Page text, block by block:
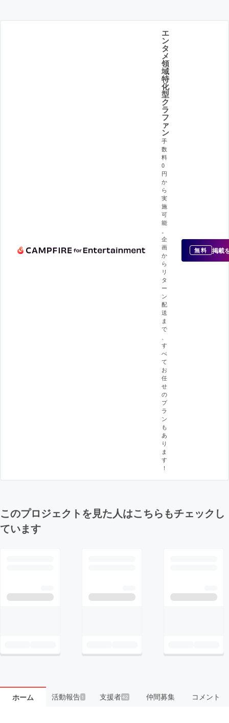
エ
ン
タ
メ
領
域
特
化
型
ク
ラ
フ
ァ
ン
手
数
料
0
円
か
ら
実
施
可
能
企
画
か
ら
リ
タ
ー
ン
配
送
ま
で
す
べ
て
お
任
せ
の
プ
ラ
ン
も
あ
り
ま
す
！
無料 掲載
このプロジェクトを見た人はこちらもチェックし
ています
ホーム 活動報告1 支援者42 仲間募集 コメント